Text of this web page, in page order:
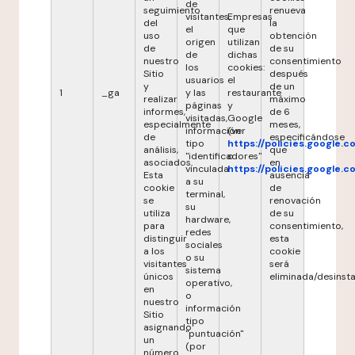
1 _ga
seguimiento
del
uso
de
nuestro
Sitio
y
realizar
informes,
especialmente
de
análisis,
asociados.
Esta
cookie
se
utiliza
para
distinguir
a los
visitantes
únicos
en
nuestro
Sitio
asignando
un
de
visitantes,
el
origen
de
los
usuarios
y las
páginas
visitadas,
información
tipo
"identificadores"
vinculada
a su
terminal,
su
hardware,
redes
sociales
o su
sistema
operativo,
o
información
tipo
"puntuación"
(por
Empresas
que
utilizan
dichas
cookies:
el
restaurante
y
Google
(ver
https://
o
https://
renueva
la
obtención
de su
consentimiento
después
de un
máximo
de 6
meses,
especificándose
que
en
ausencia
de
renovación
de su
consentimiento,
esta
cookie
será
eliminada/